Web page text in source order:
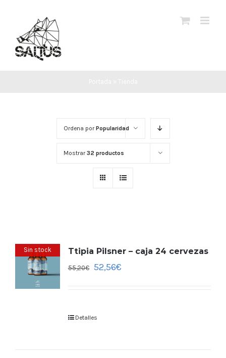
contenido
Ordena porPopularidad
Mostrar32 productos
Sin stock Ttipia Pilsner – caja 24 cervezas
55,20€ 52,56€
Detalles